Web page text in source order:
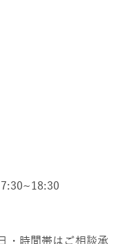
・時間帯はご相談承